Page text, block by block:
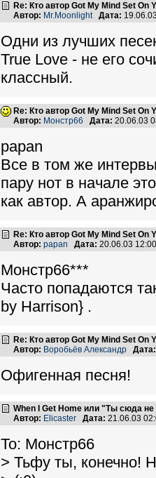
Re: Кто автор Got My Mind Set On
Автор: Mr.Moonlight Дата:
Одни из лучших
True Love - не его
классный.
Re: Кто автор Got My Mind Set On
Автор: Монстр66 Дата: 20.06.03
papan
Все в том же
пару нот в начале
как автор. А
Re: Кто автор Got My Mind Set On
Автор: papan Дата: 20.06.03
Монстр66***
Часто попадаются
by Harrison} .
Re: Кто автор Got My Mind Set On
Автор: Воробьёв Александр Дата:
Офигенная песня!
When I Get Home или "Ты сюда
Автор: Elicaster Дата: 21.06.03
To: Монстр66
> Тьфу ты, конечно!